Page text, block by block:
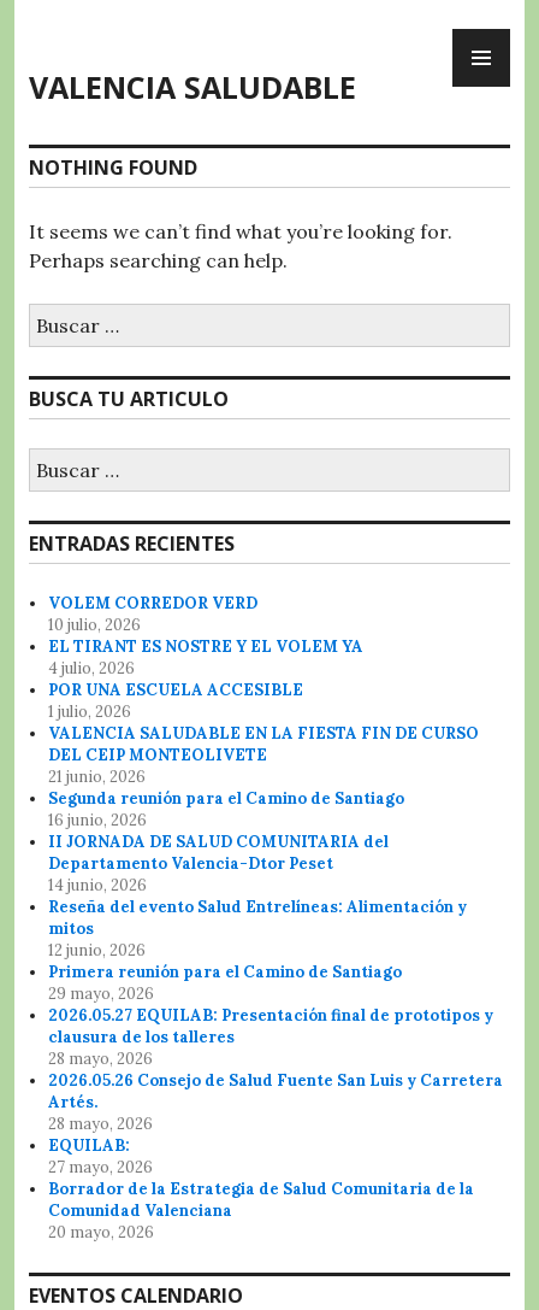
content
VALENCIA SALUDABLE
NOTHING FOUND
It seems we can’t find what you’re looking for.
Perhaps searching can help.
Buscar:
BUSCA TU ARTICULO
ENTRADAS RECIENTES
VOLEM CORREDOR VERD
10 julio, 2026
EL TIRANT ES NOSTRE Y EL VOLEM YA
4 julio, 2026
POR UNA ESCUELA ACCESIBLE
1 julio, 2026
VALENCIA SALUDABLE EN LA FIESTA FIN DE CURSO
DEL CEIP MONTEOLIVETE
21 junio, 2026
Segunda reunión para el Camino de Santiago
16 junio, 2026
II JORNADA DE SALUD COMUNITARIA del
Departamento Valencia-Dtor Peset
14 junio, 2026
Reseña del evento Salud Entrelíneas: Alimentación y
mitos
12 junio, 2026
Primera reunión para el Camino de Santiago
29 mayo, 2026
2026.05.27 EQUILAB: Presentación final de prototipos y
clausura de los talleres
28 mayo, 2026
2026.05.26 Consejo de Salud Fuente San Luis y Carretera
Artés.
28 mayo, 2026
EQUILAB:
27 mayo, 2026
Borrador de la Estrategia de Salud Comunitaria de la
Comunidad Valenciana
20 mayo, 2026
EVENTOS CALENDARIO